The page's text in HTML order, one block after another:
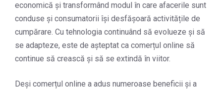
economică și transformând modul în care afacerile sunt
conduse și consumatorii își desfășoară activitățile de
cumpărare. Cu tehnologia continuând să evolueze și să
se adapteze, este de așteptat ca comerțul online să
continue să crească și să se extindă în viitor.
Deși comerțul online a adus numeroase beneficii și a